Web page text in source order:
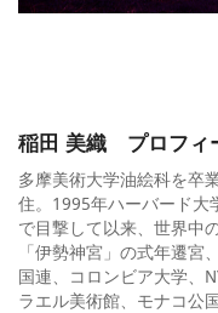
稲田 美織 プロフィ
多摩美術大学油絵科を卒
住。1995年ハーバード大
で目撃して以来、世界中
「伊勢神宮」の式年遷宮
国連、コロンビア大学、
ラエル美術館、モナコ公